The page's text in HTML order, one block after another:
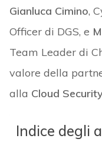
Gianluca Cimino,
Officer di DGS, e
Team Leader di
valore della
alla Cloud
Indice degli